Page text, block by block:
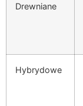
Drewniane
Hybrydowe